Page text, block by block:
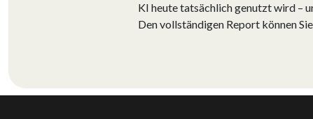
KI heute tatsächlich genutzt wird –
Den vollständigen Report können